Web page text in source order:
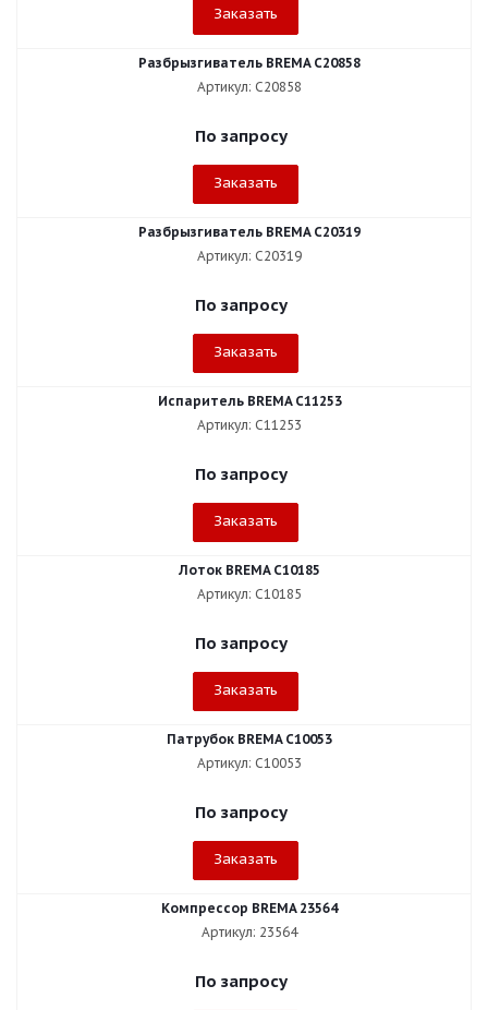
Заказать
Разбрызгиватель BREMA C20858
Артикул: C20858
По запросу
Заказать
Разбрызгиватель BREMA C20319
Артикул: C20319
По запросу
Заказать
Испаритель BREMA C11253
Артикул: C11253
По запросу
Заказать
Лоток BREMA C10185
Артикул: C10185
По запросу
Заказать
Патрубок BREMA C10053
Артикул: C10053
По запросу
Заказать
Компрессор BREMA 23564
Артикул: 23564
По запросу